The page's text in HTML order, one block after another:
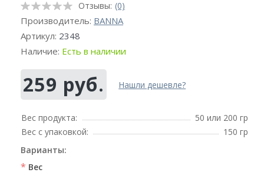
Отзывы: (0)
Производитель: BANNA
Артикул: 2348
Наличие: Есть в наличии
259 руб. Нашли дешевле?
Вес продукта:
50 или 200 гр
Вес с упаковкой:
150 гр
Варианты:
* Вес